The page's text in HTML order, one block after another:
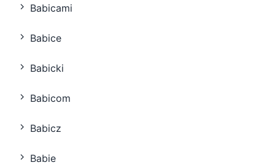
Babicami
Babice
Babicki
Babicom
Babicz
Babie